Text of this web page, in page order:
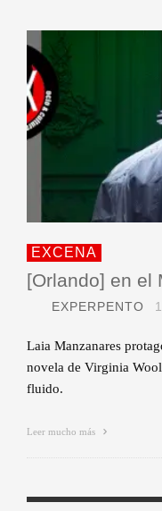
EXCENA
[Orlando] en el
EXPERPENTO
Laia Manzanares
novela de Virginia
fluido.
Leer mucho más